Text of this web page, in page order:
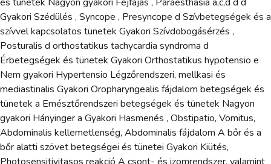
Gyakori Szédülés , Syncope , Presyncope d Szívbetegségek és a
szívvel kapcsolatos tünetek Gyakori Szívdobogásérzés ,
Posturalis d orthostatikus tachycardia syndroma d
Érbetegségek és tünetek Gyakori Orthostatikus hypotensio e
Nem gyakori Hypertensio Légzőrendszeri, mellkasi és
mediastinalis Gyakori Oropharyngealis fájdalom betegségek és
tünetek a Emésztőrendszeri betegségek és tünetek Nagyon
gyakori Hányinger a Gyakori Hasmenés , Obstipatio, Vomitus,
Abdominalis kellemetlenség, Abdominalis fájdalom A bőr és a
bőr alatti szövet betegségei és tünetei Gyakori Kiütés,